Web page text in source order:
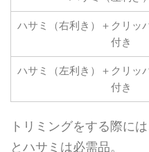
ハサミ（右利き）＋クリッ
付き
ハサミ（左利き）＋クリッ
付き
トリミングをする際に
とハサミは必需品。